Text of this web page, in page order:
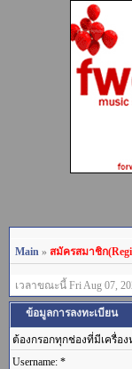
Main » สมัครสมาชิก
เวลาขณะนี้ Fri Aug 07,
ข้อมูลการลงทะเบียน
ต้องกรอกทุกช่องที่มีเครื่องห
Username: *